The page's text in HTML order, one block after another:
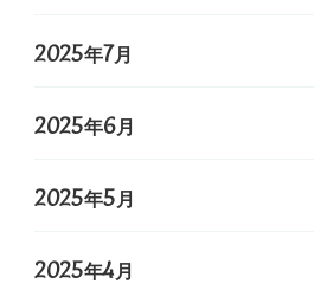
2025年7月
2025年6月
2025年5月
2025年4月